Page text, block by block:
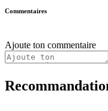
Commentaires
Ajoute ton commentaire